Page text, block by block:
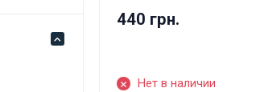
440 грн.
Нет в наличии